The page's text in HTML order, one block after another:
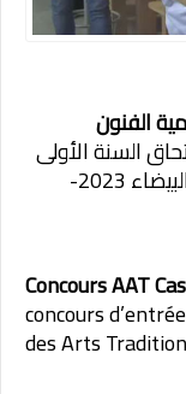
الفنون
السنة الأولى
في فن الخط بالأكاديمية التقليدية بالدار البيضاء 2023-
Concours AAT
concours
des Arts